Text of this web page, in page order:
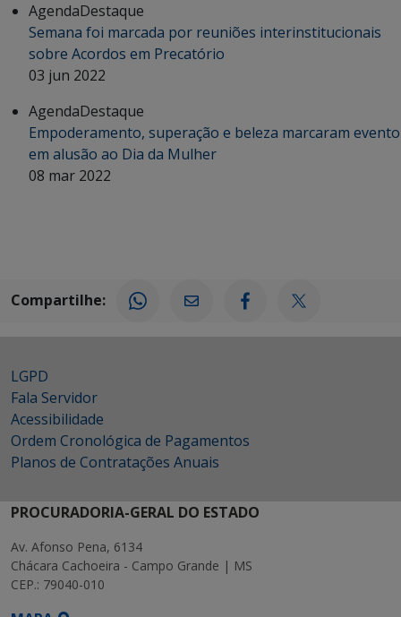
AgendaDestaque
Semana foi marcada por reuniões interinstitucionais
sobre Acordos em Precatório
03 jun 2022
AgendaDestaque
Empoderamento, superação e beleza marcaram evento
em alusão ao Dia da Mulher
08 mar 2022
Compartilhe:
LGPD
Fala Servidor
Acessibilidade
Ordem Cronológica de Pagamentos
Planos de Contratações Anuais
PROCURADORIA-GERAL DO ESTADO
Av. Afonso Pena, 6134
Chácara Cachoeira - Campo Grande | MS
CEP.: 79040-010